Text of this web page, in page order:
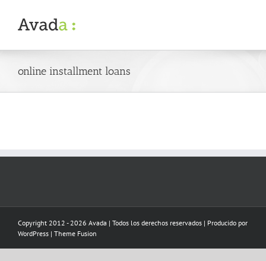
content
online installment loans
Copyright 2012 - 2026 Avada | Todos los derechos reservados | Producido por
WordPress | Theme Fusion